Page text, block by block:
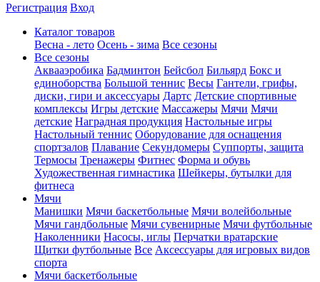
Регистрация Вход
Каталог товаров
Весна - лето Осень - зима Все сезоны
Все сезоны
Аквааэробика Бадминтон Бейсбол Бильярд Бокс и
единоборства Большой теннис Весы Гантели, грифы,
диски, гири и аксессуары Дартс Детские спортивные
комплексы Игры детские Массажеры Мячи Мячи
детские Наградная продукция Настольные игры
Настольный теннис Оборудование для оснащения
спортзалов Плавание Секундомеры Суппорты, защита
Термосы Тренажеры Фитнес Форма и обувь
Художественная гимнастика Шейкеры, бутылки для
фитнеса
Мячи
Манишки Мячи баскетбольные Мячи волейбольные
Мячи гандбольные Мячи сувенирные Мячи футбольные
Наколенники Насосы, иглы Перчатки вратарские
Щитки футбольные Все Аксессуары для игровых видов
спорта
Мячи баскетбольные